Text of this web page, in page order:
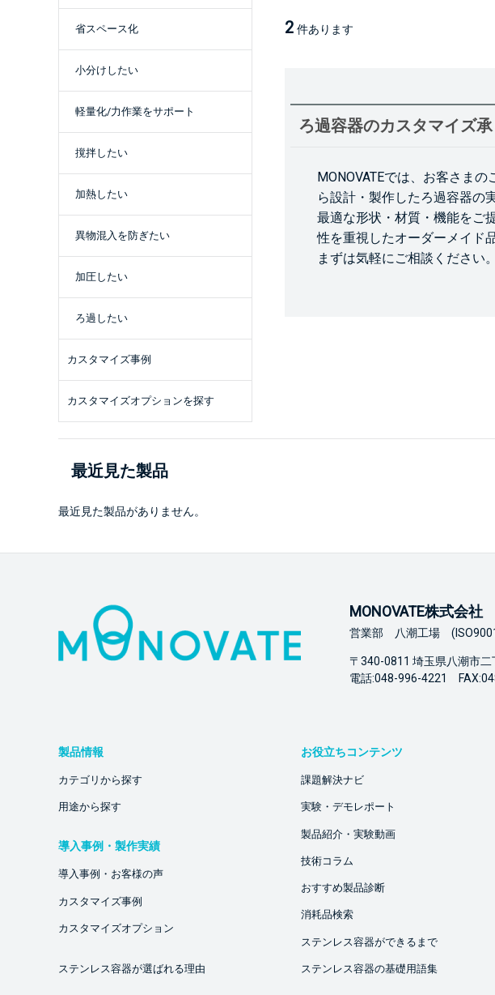
省スペース化
小分けしたい
軽量化/力作業をサポート
撹拌したい
加熱したい
異物混入を防ぎたい
加圧したい
ろ過したい
カスタマイズ事例
カスタマイズオプションを探す
2 件あります
ろ過容器のカスタマイズ
MONOVATEでは、お客さま
ら設計・製作したろ過容器の
最適な形状・材質・機能をご
性を重視したオーダーメイド
まずは気軽にご相談ください。
最近見た製品
最近見た製品がありません。
MONOVATE株式会社
営業部 八潮工場
〒340-0811 埼玉県八潮市二
電話:048-996-4221
製品情報
カテゴリから探す
用途から探す
導入事例・製作実績
導入事例・お客様の声
カスタマイズ事例
カスタマイズオプション
ステンレス容器が選ばれる理由
お役立ちコンテンツ
課題解決ナビ
実験・デモレポート
製品紹介・実験動画
技術コラム
おすすめ製品診断
消耗品検索
ステンレス容器ができるまで
ステンレス容器の基礎用語集